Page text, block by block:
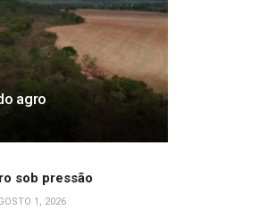
agro
sob pressão
1, 2026